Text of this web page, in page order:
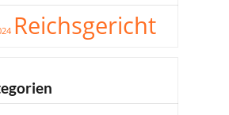
Reichsgericht